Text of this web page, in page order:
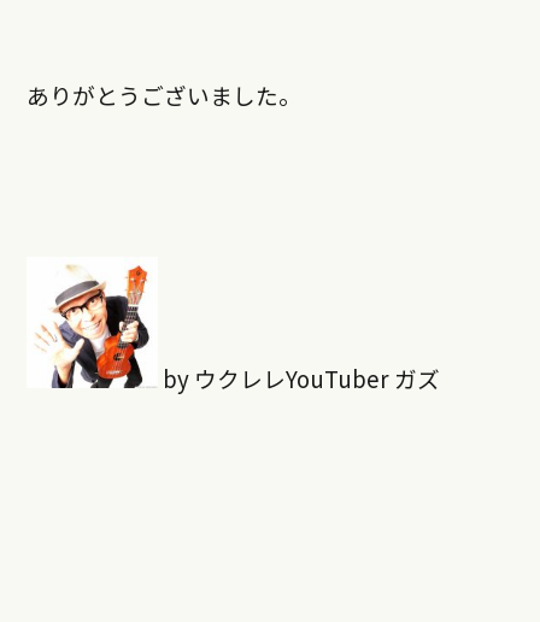
ありがとうございました。
by ウクレレYouTuber ガズ